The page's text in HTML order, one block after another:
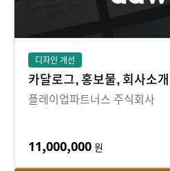
디자인 개선
카달로그, 홍보물, 회사소
플레이업파트너스 주식회사
11,000,000 원